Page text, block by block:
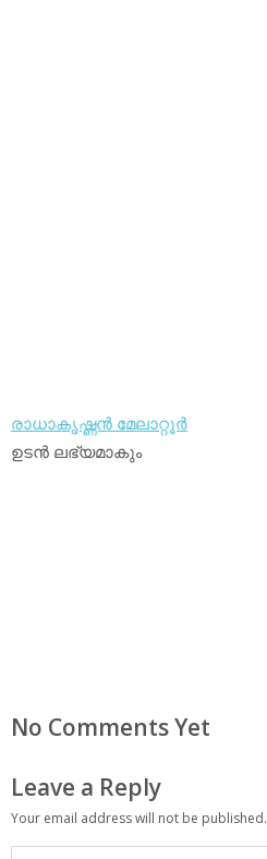
രാധാകൃഷ്ണന്‍ മേലാറ്റൂര്‍
ഉടന്‍ ലഭ്യമാകും
No Comments Yet
Leave a Reply
Your email address will not be published.